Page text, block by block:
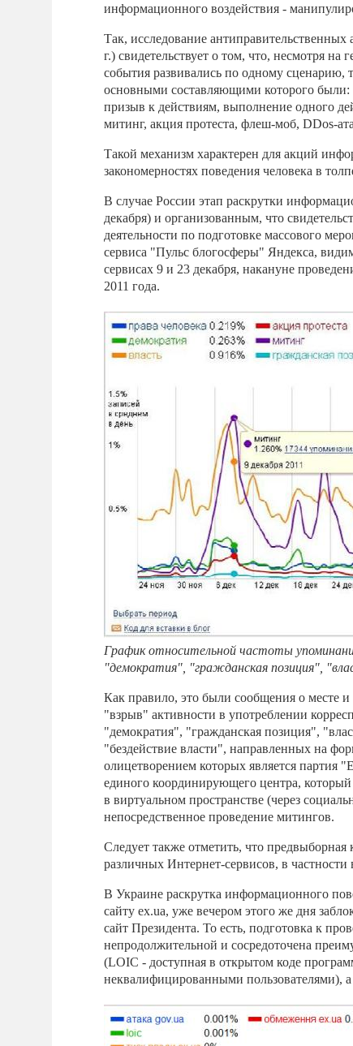
информационного воздействия -
Так, исследование антиправительственных
г.) свидетельствует о том, что, несмотря
события развивались по одному сценарию,
основными составляющими которого
призыв к действиям, выполнение одного
митинг, акция протеста, флеш-моб, DDos-
Такой механизм характерен для акций
закономерностях поведения человека в
В случае России этап раскрутки
декабря) и организованным, что
деятельности по подготовке массового
сервиса "Пульс блогосферы" Яндекса,
сервисах 9 и 23 декабря, накануне
2011 года.
График относительной частоты
"демократия", "гражданская позиция",
Как правило, это были сообщения о месте
"взрыв" активности в употреблении
"демократия", "гражданская позиция",
"бездействие власти", направленных на
олицетворением которых является партия
единого координирующего центра,
в виртуальном пространстве (через
непосредственное проведение митингов.
Следует также отметить, что
различных Интернет-сервисов, в
В Украине раскрутка информационного
сайту ex.ua, уже вечером этого же дня
сайт Президента. То есть, подготовка к
непродолжительной и сосредоточена
(LOIC - доступная в открытом коде
неквалифицированными пользователями),